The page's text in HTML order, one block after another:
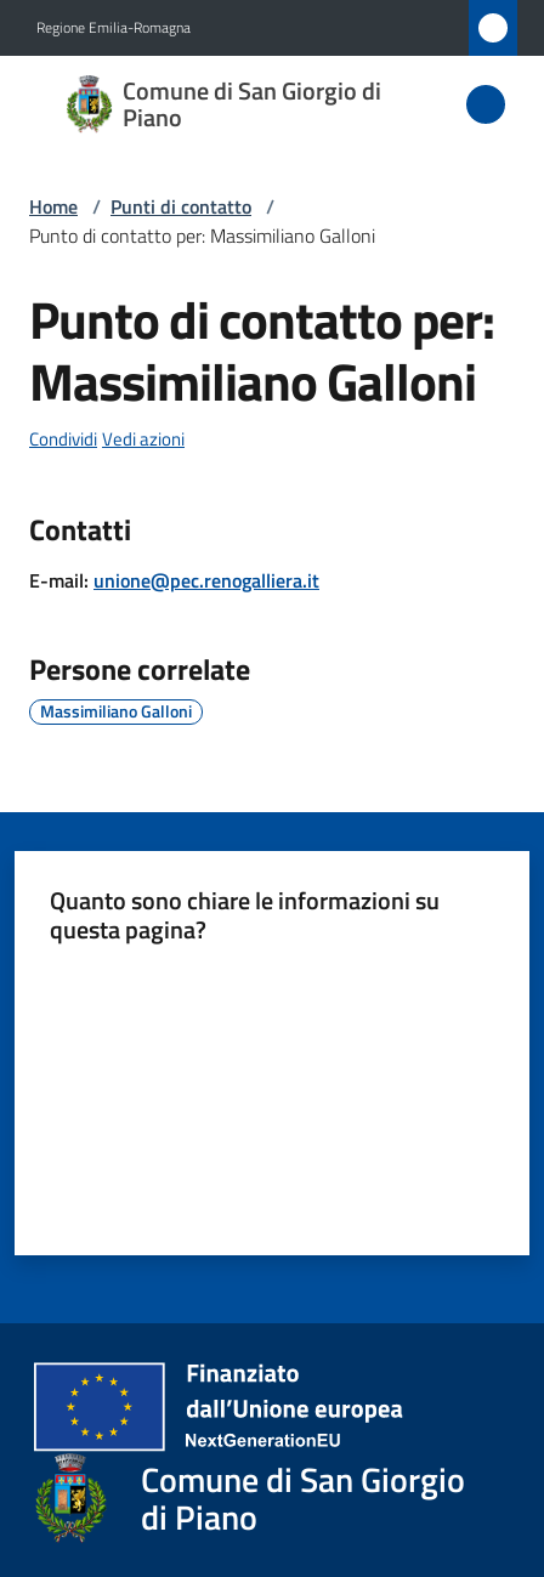
Regione Emilia-Romagna
Comune di San Giorgio di
Piano
Comune
di San
di Piano
Amministrazione
Novità
Servizi
San
di
n
e
gli
argomenti...
Home / Punti di contatto /
Punto di contatto per: Massimiliano Galloni
Salta al contenuto
Punto di contatto per:
Massimiliano Galloni
CondividiVedi azioni
Contatti
E-mail: unione@pec.renogalliera.it
Persone correlate
Massimiliano Galloni
Quanto sono chiare le informazioni su
questa pagina?
Comune di San Giorgio
di Piano